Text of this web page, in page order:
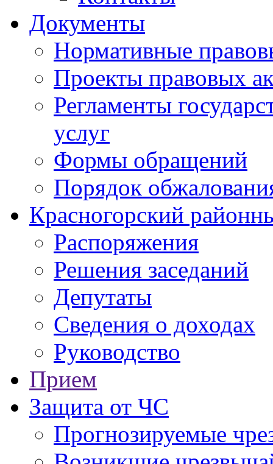
Документы
Нормативные
Проекты правовых
Регламенты
услуг
Формы обращений
Порядок
Красногорский
Распоряжения
Решения заседаний
Депутаты
Сведения о доходах
Руководство
Прием
Защита от ЧС
Прогнозируемые